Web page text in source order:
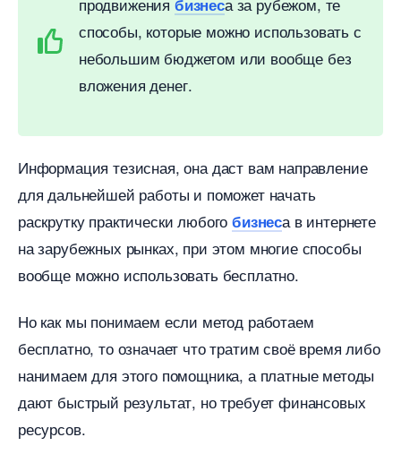
изнес
способы, которые можно использовать с
небольшим бюджетом или вообще без
ложения денег.
Информация тезисная, она даст вам направление
для дальнейшей работы и поможет начать
раскрутку практически любогоизнеса в интернете
на зарубежных рынках, при этом многие способы
ообще можно использовать бесплатно.
Но как мы понимаем если метод работаем
есплатно, то означает что тратим своё время либо
нанимаем для этого помощника, а платные методы
дают быстрый результат, но требует финансовых
ресурсов.